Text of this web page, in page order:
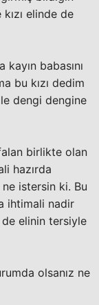
elinde de
kayın babasını
bu kızı dedim
dengi dengine
birlikte olan
hazırda
ne istersin ki. Bu
ihtimali nadir
de elinin tersiyle
olsanız ne